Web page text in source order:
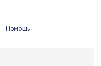
Помощь